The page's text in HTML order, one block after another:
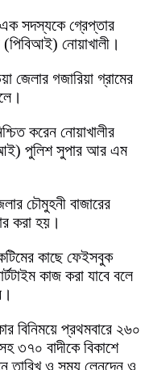
সদস্যকে গ্রেপ্তার
নোয়াখালী।
জেলার গজারিয়া গ্রামের
করেন নোয়াখালীর
পুলিশ সুপার আর এম
চৌমুহনী বাজারের
করা হয়।
কাছে ফেইসবুক
কাজ করা যাবে বলে
বিনিময়ে প্রথমবারে ২৬০
৩৭০ বাদীকে বিকাশে
তারিখ ও সময় লেনদেন ও